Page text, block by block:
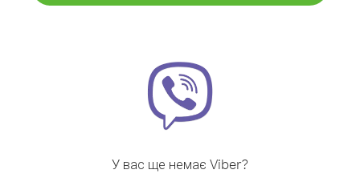
У вас ще немає Viber?